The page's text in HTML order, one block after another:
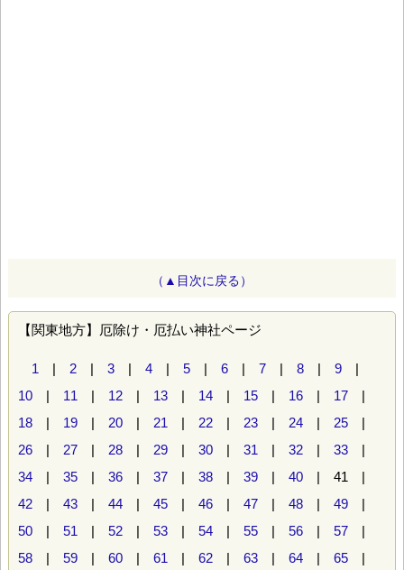
（▲目次に戻る）
【関東地方】厄除け・厄払い神社ページ
1 | 2 | 3 | 4 | 5 | 6 | 7 | 8 | 9 |
10 | 11 | 12 | 13 | 14 | 15 | 16 | 17 |
18 | 19 | 20 | 21 | 22 | 23 | 24 | 25 |
26 | 27 | 28 | 29 | 30 | 31 | 32 | 33 |
34 | 35 | 36 | 37 | 38 | 39 | 40 | 41 |
42 | 43 | 44 | 45 | 46 | 47 | 48 | 49 |
50 | 51 | 52 | 53 | 54 | 55 | 56 | 57 |
58 | 59 | 60 | 61 | 62 | 63 | 64 | 65 |